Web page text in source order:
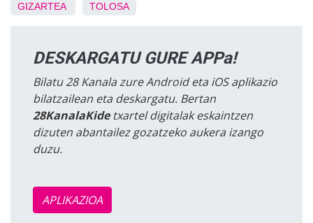
GIZARTEA TOLOSA
DESKARGATU GURE APPa!
Bilatu 28 Kanala zure Android eta iOS aplikazio
bilatzailean eta deskargatu. Bertan
28KanalaKidetxartel digitalak eskaintzen
dizuten abantailez gozatzeko aukera izango
duzu.
APLIKAZIOA